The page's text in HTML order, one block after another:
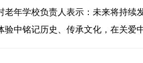
年学校负责人表示：未来将持续
中铭记历史、传承文化，在关爱